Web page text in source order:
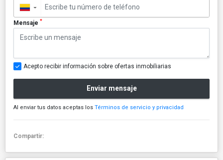
▼
Mensaje *
Acepto recibir información sobre ofertas inmobiliarias
Enviar mensaje
Al enviar tus datos aceptas los Términos de servicio y privacidad
Compartir: